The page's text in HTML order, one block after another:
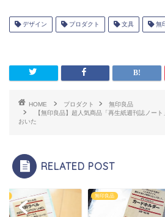
デザイン プロダクト 文具 無
HOME プロダクト
無印良品
【無印良品】超人気商品「再生紙週刊誌ノー
おいた
RELATED POST
無印良品